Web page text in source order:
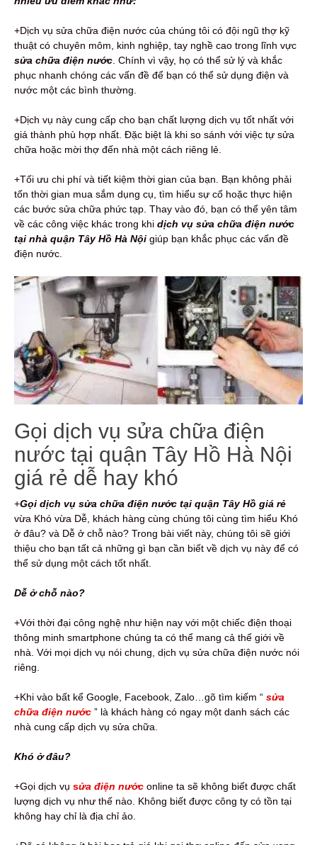
+Dịch vụ sửa chữa điện nước của chúng tôi có đội ngũ thợ kỹ
thuật có chuyên môm, kinh nghiệp, tay nghề cao trong lĩnh vực
sửa chữa điện nước . Chính vì vậy, họ có thể sử lý và khắc
phục nhanh chóng các vấn đề để bạn có thể sử dụng điện và
nước một các bình thường.
+Dịch vụ này cung cấp cho bạn chất lượng dịch vụ tốt nhất với
giá thành phù hợp nhất. Đặc biệt là khi so sánh với việc tự sửa
chữa hoặc mời thợ đến nhà một cách riêng lẻ.
+Tối ưu chi phí và tiết kiệm thời gian của bạn. Bạn không phải
tốn thời gian mua sắm dụng cụ, tìm hiểu sự cố hoặc thực hiện
các bước sửa chữa phức tạp. Thay vào đó, bạn có thể yên tâm
về các công việc khác trong khi dịch vụ sửa chữa điện nước
tại nhà quận Tây Hồ Hà Nội giúp bạn khắc phục các vấn đề
điện nước.
Gọi dịch vụ sửa chữa điện
nước tại quận Tây Hồ Hà Nội
giá rẻ dễ hay khó
+Gọi dịch vụ sửa chữa điện nước tại quận Tây Hồ giá rẻ
vừa Khó vừa Dễ, khách hàng cùng chúng tôi cùng tìm hiểu Khó
ở đâu? và Dễ ở chỗ nào? Trong bài viết này, chúng tôi sẽ giới
thiệu cho bạn tất cả những gì bạn cần biết về dịch vụ này để có
thể sử dụng một cách tốt nhất.
Dễ ở chỗ nào?
+Với thời đại công nghệ như hiện nay với một chiếc điện thoại
thông minh smartphone chúng ta có thể mang cả thế giới về
nhà. Với mọi dịch vụ nói chung, dịch vụ sửa chữa điện nước nói
riêng.
+Khi vào bất kể Google, Facebook, Zalo…gõ tìm kiếm “ sửa
chữa điện nước ” là khách hàng có ngay một danh sách các
nhà cung cấp dịch vụ sửa chữa.
Khó ở đâu?
+Gọi dịch vụ sửa điện nước online ta sẽ không biết được chất
lượng dịch vụ như thế nào. Không biết được công ty có tồn tại
không hay chỉ là địa chỉ ảo.